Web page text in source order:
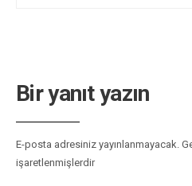
Bir yanıt yazın
E-posta adresiniz yayınlanmayacak.
işaretlenmişlerdir